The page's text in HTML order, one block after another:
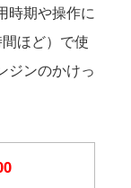
時期や操作に
ほど）で使
ジンのかけっ